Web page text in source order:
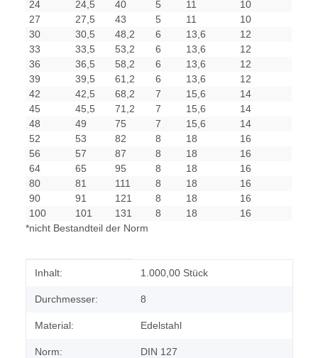
24
24,5 40 5 11
10
27
27,5 43 5 11
10
30
30,5 48,2 6 13,6
12
33
33,5 53,2 6 13,6
12
36
36,5 58,2 6 13,6
12
39
39,5 61,2 6 13,6
12
42
42,5 68,2 7 15,6
14
45
45,5 71,2 7 15,6
14
48
49 75 7 15,6
14
52
53 82 8 18
16
56
57 87 8 18
16
64
65 95 8 18
16
80
81 111 8 18
16
90
91 121 8 18
16
100
101 131 8 18
16
*nicht Bestandteil der Norm
Produkteigenschaft
Wert
Inhalt: 1.000,00 Stück
Durchmesser: 8
Material: Edelstahl
Norm: DIN 127